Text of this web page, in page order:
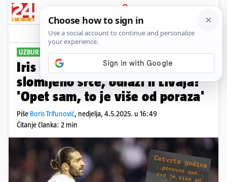
PRIJAVA
Sport Komentari
UZBURKANE STRASTI
Iris u emotivnoj poruci objavila
slomljeno srce, odlazi li Livaja?
'Opet sam, to je više od poraza'
Piše Boris Trifunović, nedjelja, 4.5.2025. u 16:49
Čitanje članka: 2 min